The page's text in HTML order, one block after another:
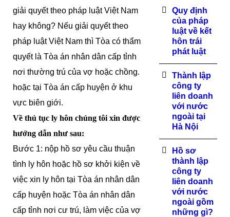
giải quyết theo pháp luật Việt Nam
hay không? Nếu giải quyết theo
pháp luật Việt Nam thì Tòa có thẩm
quyết là Tòa án nhân dân cấp tỉnh
nơi thường trú của vợ hoặc chồng.
hoặc tại Tòa án cấp huyện ở khu
vực biên giới.
Về thủ tục ly hôn chúng tôi xin được
hướng dẫn như sau:
Bước 1: nộp hồ sơ yêu cầu thuận
tình ly hôn hoặc hồ sơ khởi kiện về
việc xin ly hôn tại Tòa án nhân dân
cấp huyện hoặc Tòa án nhân dân
cấp tỉnh nơi cư trú, làm việc của vợ
Quy định
của pháp
luật về kết
hôn trái
phát luật
Thành lập
công ty
liên doanh
với nước
ngoài tại
Hà Nội
Hồ sơ
thành lập
công ty
liên doanh
với nước
ngoài gồm
những gì?